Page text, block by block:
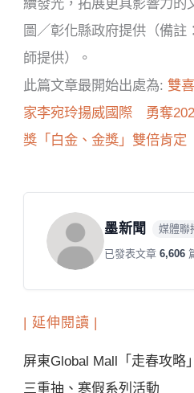
續發光，拓展更具影響力的
圖／彰化縣政府提供（備註
師提供）。
此篇文章最開始出處為:雙
家李宛玲揚威國際 勇奪
獎「白金、金獎」雙倍肯定
墨新聞 媒體聯
已發表文章6,606
| 延伸閱讀 |
屏東Global Mall「走春攻略
三重抽、寒假系列活動